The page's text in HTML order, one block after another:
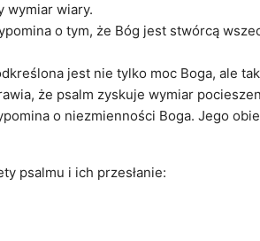
wymiar wiary.
o tym, że Bóg jest stwórcą
jest nie tylko moc Boga, ale
że psalm zyskuje wymiar
o niezmienności Boga. Jego
psalmu i ich przesłanie: